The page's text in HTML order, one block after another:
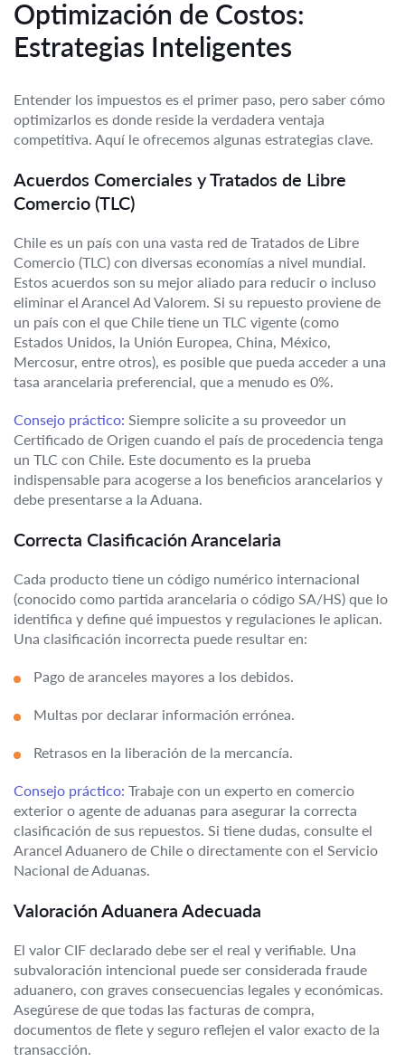
Optimización de Costos:
Estrategias Inteligentes
Entender los impuestos es el primer paso, pero saber cómo
optimizarlos es donde reside la verdadera ventaja
competitiva. Aquí le ofrecemos algunas estrategias clave.
Acuerdos Comerciales y Tratados de Libre
Comercio (TLC)
Chile es un país con una vasta red de Tratados de Libre
Comercio (TLC) con diversas economías a nivel mundial.
Estos acuerdos son su mejor aliado para reducir o incluso
eliminar el Arancel Ad Valorem. Si su repuesto proviene de
un país con el que Chile tiene un TLC vigente (como
Estados Unidos, la Unión Europea, China, México,
Mercosur, entre otros), es posible que pueda acceder a una
tasa arancelaria preferencial, que a menudo es 0%.
Consejo práctico: Siempre solicite a su proveedor un
Certificado de Origen cuando el país de procedencia tenga
un TLC con Chile. Este documento es la prueba
indispensable para acogerse a los beneficios arancelarios y
debe presentarse a la Aduana.
Correcta Clasificación Arancelaria
Cada producto tiene un código numérico internacional
(conocido como partida arancelaria o código SA/HS) que lo
identifica y define qué impuestos y regulaciones le aplican.
Una clasificación incorrecta puede resultar en:
Pago de aranceles mayores a los debidos.
Multas por declarar información errónea.
Retrasos en la liberación de la mercancía.
Consejo práctico: Trabaje con un experto en comercio
exterior o agente de aduanas para asegurar la correcta
clasificación de sus repuestos. Si tiene dudas, consulte el
Arancel Aduanero de Chile o directamente con el Servicio
Nacional de Aduanas.
Valoración Aduanera Adecuada
El valor CIF declarado debe ser el real y verifiable. Una
subvaloración intencional puede ser considerada fraude
aduanero, con graves consecuencias legales y económicas.
Asegúrese de que todas las facturas de compra,
documentos de flete y seguro reflejen el valor exacto de la
transacción.